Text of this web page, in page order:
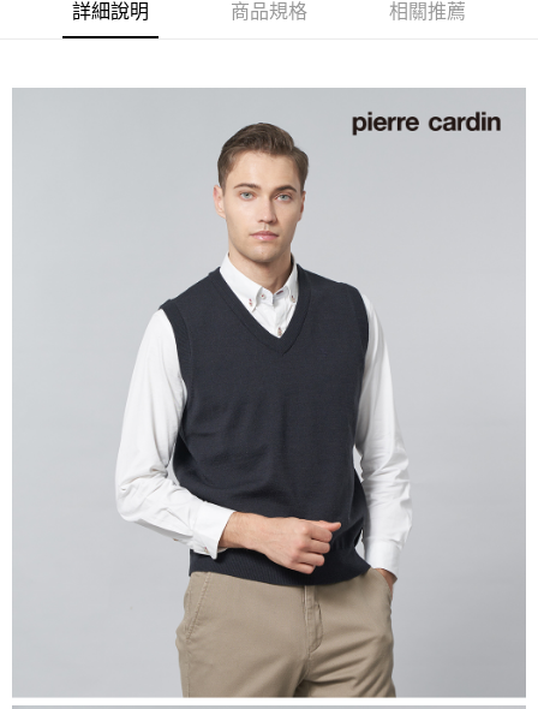
萊爾富取貨付款
每筆NT$60，滿NT$1,200(含以上)免運費
每筆NT$60，滿NT$1,200(含以上)免運費
每筆NT$60，滿NT$1,200(含以上)免運費
每筆NT$80，滿NT$1,200(含以上)免運費
每筆NT$80，滿NT$1,200(含以上)免運費
詳細說明 商品規格 相關推薦